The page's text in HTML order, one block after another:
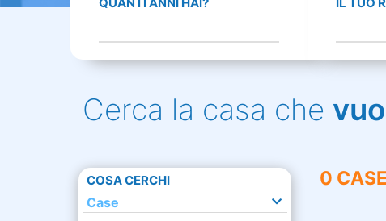
Cerca la casa che
COSA CERCHI
Case
0